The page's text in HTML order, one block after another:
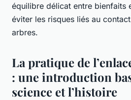
équilibre délicat entre bienfaits
éviter les risques liés au
arbres.
La pratique de
: une introduction
science et l’histoire